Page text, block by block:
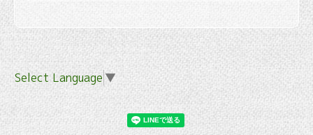
Select Language ▼